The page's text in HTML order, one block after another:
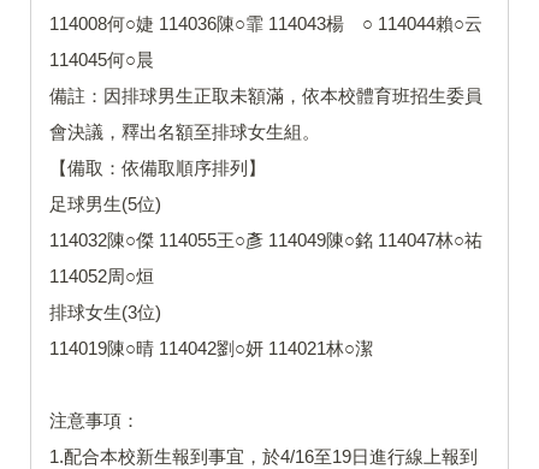
114008何○婕 114036陳○霏 114043楊 ○ 114044賴○云
114045何○晨
備註：因排球男生正取未額滿，依本校體育班招生委員
會決議，釋出名額至排球女生組。
【備取：依備取順序排列】
足球男生(5位)
114032陳○傑 114055王○彥 114049陳○銘 114047林○祐
114052周○烜
排球女生(3位)
114019陳○晴 114042劉○妍 114021林○潔
注意事項：
1.配合本校新生報到事宜，於4/16至19日進行線上報到